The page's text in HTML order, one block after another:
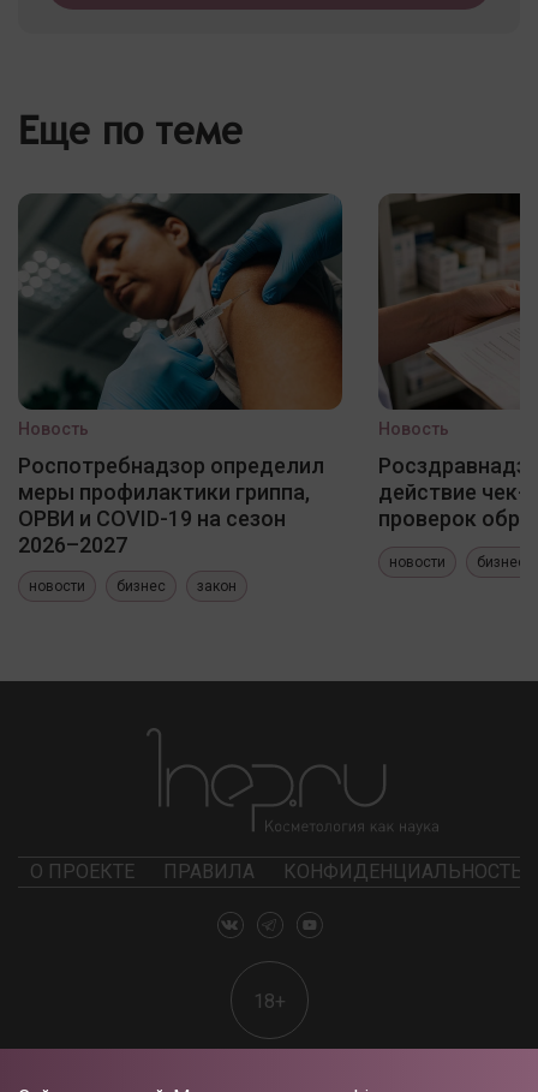
Еще по теме
Новость
Роспотребнадзор определил
меры профилактики гриппа,
ОРВИ и COVID-19 на сезон
2026–2027
новости бизнес закон
Новость
действие чек-
проверок
новости бизнес
О ПРОЕКТЕ ПРАВИЛА КОНФИДЕНЦИАЛЬНОСТЬ
18+